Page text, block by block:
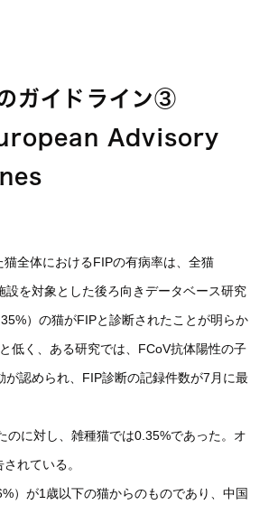
ガイドライン③
Advisory
全体におけるFIPの有病率は、全猫
を対象とした後ろ向きデータベース研究
）の猫がFIPと診断されたことが明らか
低く、ある研究では、FCoV抗体陽性の子
認められ、FIP診断の記録件数が7月に最
のに対し、雑種猫では0.35%であった。オ
れている。
）が1歳以下の猫からのものであり、中国